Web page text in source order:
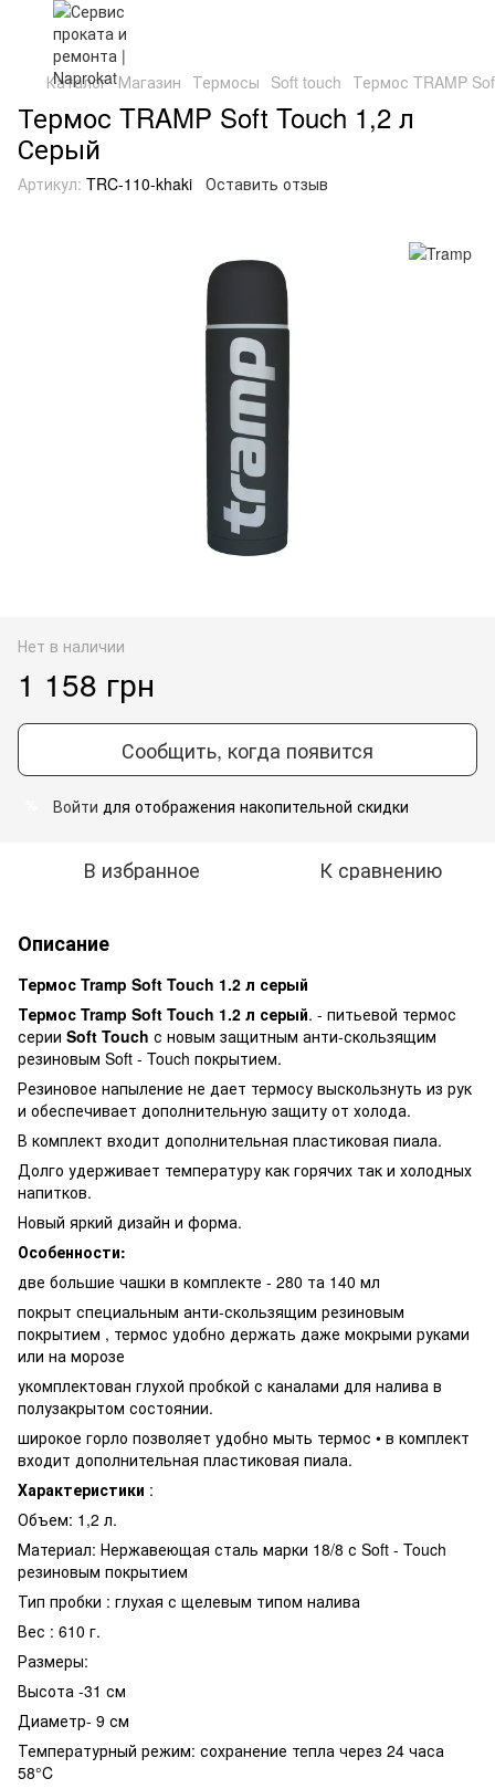
Каталог Магазин Термосы Soft touch Термос TRAMP
Термос TRAMP Soft Touch 1,2 л
Серый
Артикул: TRC-110-khaki Оставить отзыв
Нет в наличии
1 158 грн
Сообщить, когда появится
Войти для отображения накопительной скидки
В избранное К сравнению
Описание
Термос Tramp Soft Touch 1.2 л серый
Термос Tramp Soft Touch 1.2 л серый. - питьевой термос
серии Soft Touch с новым защитным анти-скользящим
резиновым Soft - Touch покрытием.
Резиновое напыление не дает термосу выскользнуть из рук
и обеспечивает дополнительную защиту от холода.
В комплект входит дополнительная пластиковая пиала.
Долго удерживает температуру как горячих так и холодных
напитков.
Новый яркий дизайн и форма.
Особенности:
две большие чашки в комплекте - 280 та 140 мл
покрыт специальным анти-скользящим резиновым
покрытием , термос удобно держать даже мокрыми руками
или на морозе
укомплектован глухой пробкой с каналами для налива в
полузакрытом состоянии.
широкое горло позволяет удобно мыть термос • в комплект
входит дополнительная пластиковая пиала.
Характеристики :
Объем: 1,2 л.
Материал: Нержавеющая сталь марки 18/8 с Soft - Touch
резиновым покрытием
Тип пробки : глухая с щелевым типом налива
Вес : 610 г.
Размеры:
Высота -31 см
Диаметр- 9 см
Температурный режим: сохранение тепла через 24 часа
58°C